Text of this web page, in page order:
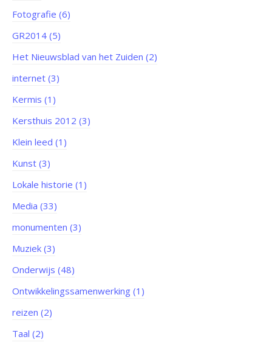
Fotografie (6)
GR2014 (5)
Het Nieuwsblad van het Zuiden (2)
internet (3)
Kermis (1)
Kersthuis 2012 (3)
Klein leed (1)
Kunst (3)
Lokale historie (1)
Media (33)
monumenten (3)
Muziek (3)
Onderwijs (48)
Ontwikkelingssamenwerking (1)
reizen (2)
Taal (2)